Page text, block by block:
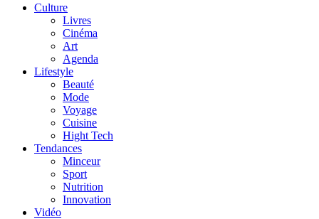
Culture
Livres
Cinéma
Art
Agenda
Lifestyle
Beauté
Mode
Voyage
Cuisine
Hight Tech
Tendances
Minceur
Sport
Nutrition
Innovation
Vidéo